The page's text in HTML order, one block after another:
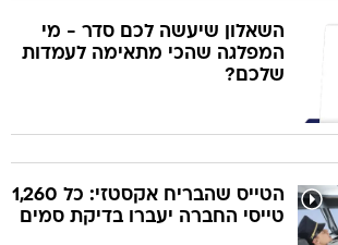
השאלון שיעשה לכם סדר - מי
המפלגה שהכי מתאימה לעמדות
שלכם?
הטייס שהבריח אקסטזי: כל 1,260
טייסי החברה יעברו בדיקת סמים